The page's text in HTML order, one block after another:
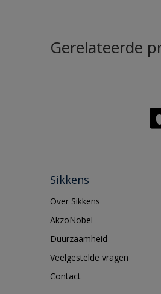
Gerelateerde
Sikkens
Over Sikkens
AkzoNobel
Duurzaamheid
Veelgestelde vragen
Contact